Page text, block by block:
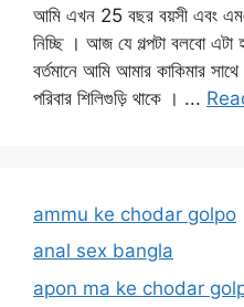
আমি এখন 25 বছর বয়সী এবং
নিচ্ছি । আজ যে গল্পটা বলবো এটা
বর্তমানে আমি আমার কাকিমার
পরিবার শিলিগুড়ি থাকে । ...
ammu ke chodar golpo
anal sex bangla
apon ma ke chodar